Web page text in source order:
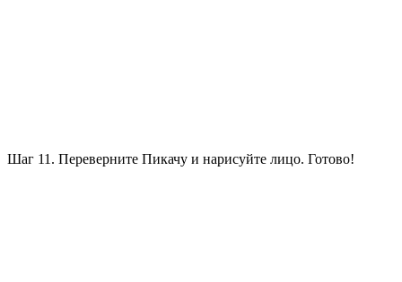
Шаг 11. Переверните Пикачу и нарисуйте лицо. Готово!